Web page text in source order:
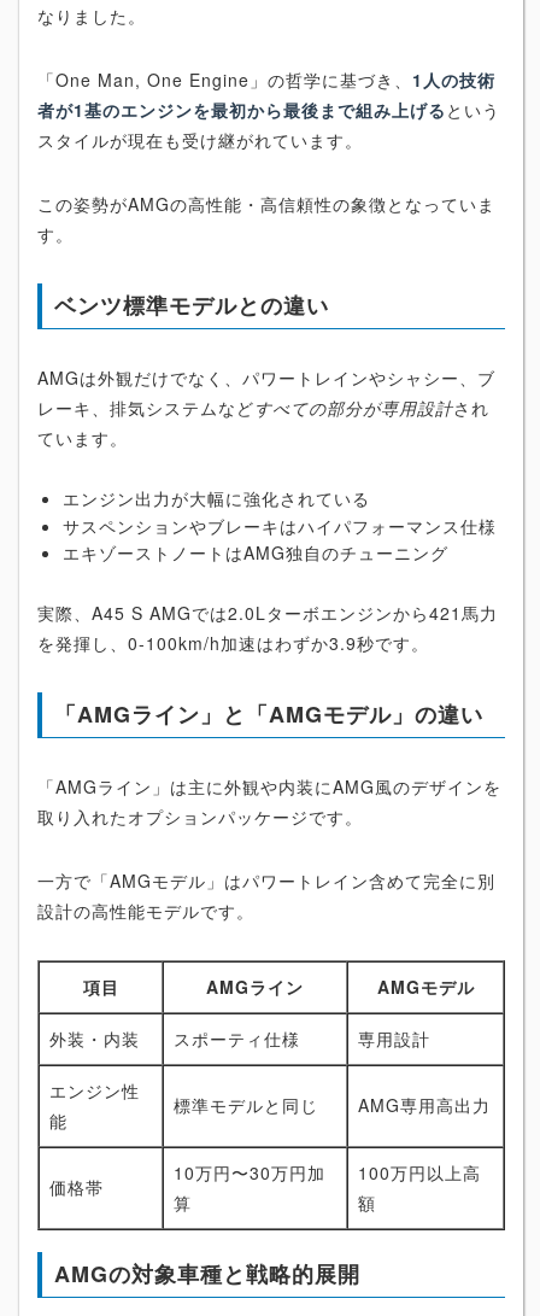
なりました。
「One Man, One Engine」の哲学に基づき、 1人の技術
者が1基のエンジンを最初から最後まで組み上げる という
スタイルが現在も受け継がれています。
この姿勢がAMGの高性能・高信頼性の象徴となっていま
す。
ベンツ標準モデルとの違い
AMGは外観だけでなく、パワートレインやシャシー、ブ
レーキ、排気システムなどすべての部分が専用設計され
ています。
エンジン出力が大幅に強化されている
サスペンションやブレーキはハイパフォーマンス仕様
エキゾーストノートはAMG独自のチューニング
実際、A45 S AMGでは2.0Lターボエンジンから421馬力
を発揮し、0-100km/h加速はわずか3.9秒です。
「AMGライン」と「AMGモデル」の違い
「AMGライン」は主に外観や内装にAMG風のデザインを
取り入れたオプションパッケージです。
一方で「AMGモデル」はパワートレイン含めて完全に別
設計の高性能モデルです。
項目 AMGライン AMGモデル
外装・内装 スポーティ仕様 専用設計
エンジン性
能
標準モデルと同じ AMG専用高出力
価格帯
10万円〜30万円加
算
100万円以上高
額
AMGの対象車種と戦略的展開